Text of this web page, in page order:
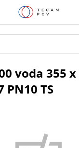
voda 355
PN10 TS